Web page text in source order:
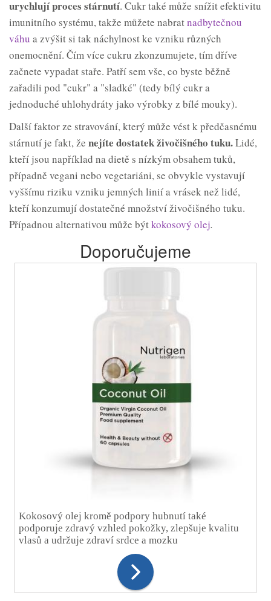
urychlují proces stárnutí. Cukr také může snížit efektivitu
imunitního systému, takže můžete nabratnadbytečnou
váhu a zvýšit si tak náchylnost ke vzniku různých
onemocnění. Čím více cukru zkonzumujete, tím dříve
začnete vypadat staře. Patří sem vše, co byste běžně
zařadili pod "cukr" a "sladké" (tedy bílý cukr a
jednoduché uhlohydráty jako výrobky z bílé mouky).
Další faktor ze stravování, který může vést k předčasnému
stárnutí je fakt, že nejíte dostatek živočišného tuku.Lidé,
kteří jsou například na dietě s nízkým obsahem tuků,
případně vegani nebo vegetariáni, se obvykle vystavují
vyššímu riziku vzniku jemných linií a vrásek než lidé,
kteří konzumují dostatečné množství živočišného tuku.
Případnou alternativou může býtkokosový olej.
Doporučujeme
Kokosový olej kromě podpory hubnutí také
podporuje zdravý vzhled pokožky, zlepšuje kvalitu
vlasů a udržuje zdraví srdce a mozku